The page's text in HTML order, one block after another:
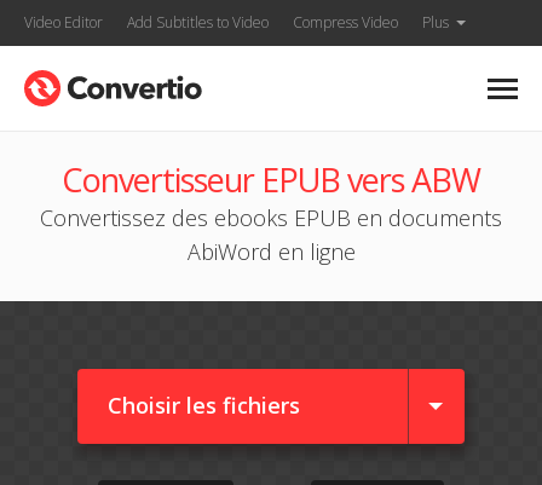
Video Editor Add Subtitles to Video Compress Video Plus
Convertisseur EPUB vers ABW
Convertissez des ebooks EPUB en documents
AbiWord en ligne
Choisir les fichiers